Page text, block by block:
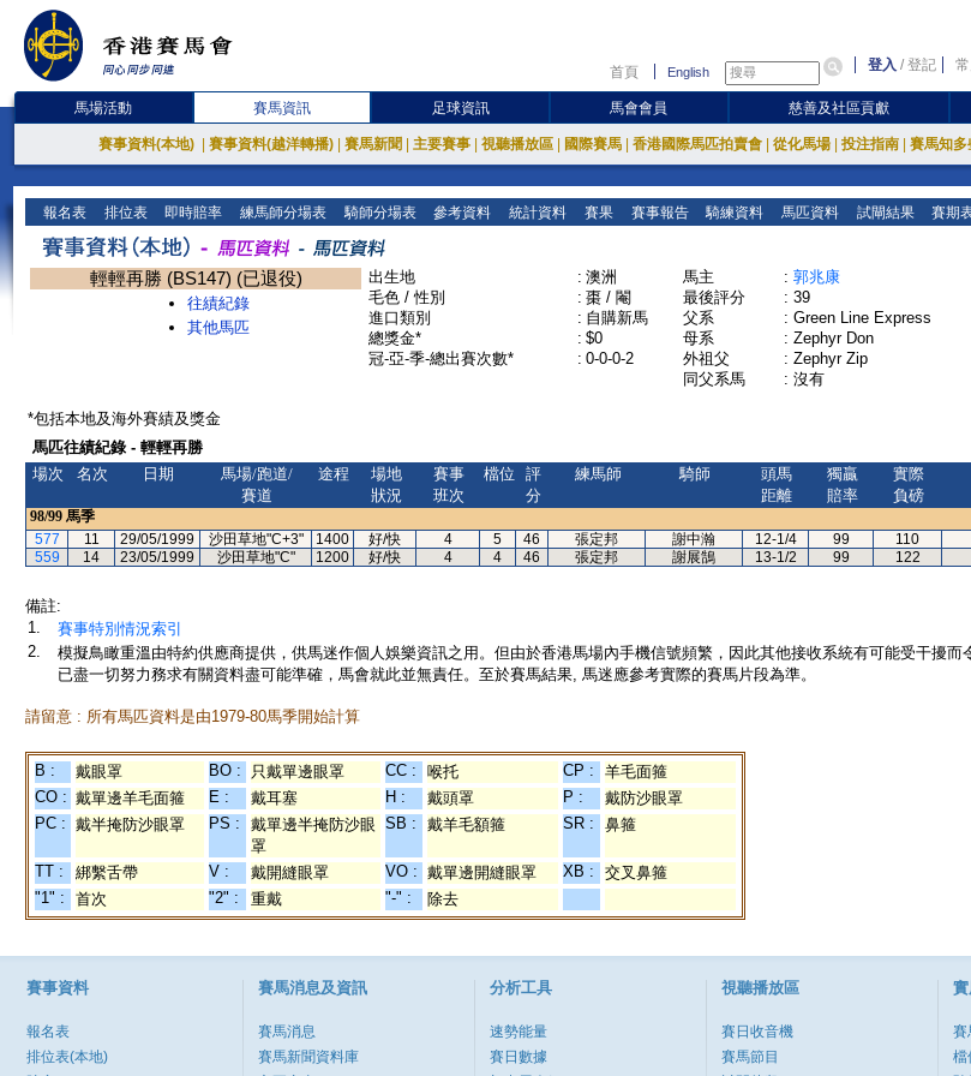
首頁 English 登入 /登記
馬場活動 賽馬資訊 足球資訊 馬會會員 慈善及社區貢獻
賽事資料(本地) 賽事資料(越洋轉播) 賽馬新聞 主要賽事 視聽播放區 國際賽馬 香港國際馬匹拍賣會 從化馬場 投注指南 賽馬知多
報名表 排位表 即時賠率 練馬師分場表 騎師分場表 參考資料 統計資料 賽果 賽事報告 騎練資料 馬匹資料 試閘結果 賽期
輕輕再勝 (BS147) (已退役)
往績紀錄
其他馬匹
出生地 : 澳洲
毛色 / 性別
: 棗 / 閹
進口類別
: 自購新馬
總獎金*
: $0
冠-亞-季-總出賽次數*
: 0-0-0-2
馬主 : 郭兆康
最後評分
: 39
父系
: Green Line Express
母系
: Zephyr Don
外祖父
: Zephyr Zip
同父系馬
: 沒有
*包括本地及海外賽績及獎金
馬匹往績紀錄 - 輕輕再勝
場次
名次 日期
馬場/跑道/
賽道
途程
場地
狀況
賽事
班次
檔位
評
分
練馬師 騎師
頭馬
距離
獨贏
賠率
實際
負磅
98/99 馬季
577
11 29/05/1999 沙田草地"C+3" 1400 好/快 4 5 46 張定邦 謝中瀚 12-1/4 99 110
559
14 23/05/1999 沙田草地"C" 1200 好/快 4 4 46 張定邦 謝展鵠 13-1/2 99 122
備註:
1.
賽事特別情況索引
2.
模擬鳥瞰重溫由特約供應商提供，供馬迷作個人娛樂資訊之用。但由於香港馬場內手機信號頻繁，因此其他接收系統有可能受干擾
已盡一切努力務求有關資料盡可能準確，馬會就此並無責任。至於賽馬結果, 馬迷應參考實際的賽馬片段為準。
請留意 : 所有馬匹資料是由1979-80馬季開始計算
B : 戴眼罩 BO : 只戴單邊眼罩 CC : 喉托 CP :
羊毛面箍
CO : 戴單邊羊毛面箍 E : 戴耳塞 H : 戴頭罩 P :
戴防沙眼罩
PC : 戴半掩防沙眼罩 PS :
戴單邊半掩防沙眼
罩
SB : 戴羊毛額箍 SR : 鼻箍
TT : 綁繫舌帶 V : 戴開縫眼罩 VO : 戴單邊開縫眼罩 XB :
交叉鼻箍
"1" :
首次 "2" : 重戴 "-" : 除去
賽事資料
報名表
排位表(本地)
賽馬消息及資訊
賽馬消息
賽馬新聞資料庫
分析工具
速勢能量
賽日數據
視聽播放區
賽日收音機
賽馬節目
賽
檔